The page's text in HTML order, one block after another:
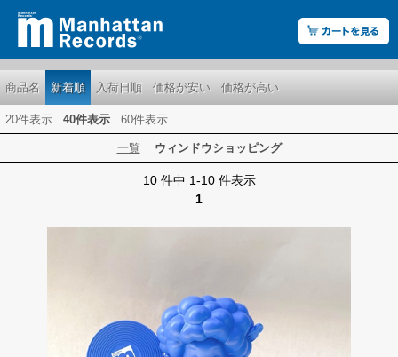
商品名 新着順 入荷日順 価格が安い 価格が高い
20件表示 40件表示 60件表示
一覧 ウィンドウショッピング
10 件中 1-10 件表示
1